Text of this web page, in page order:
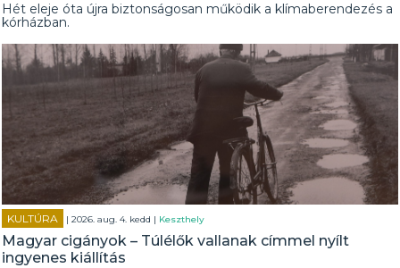
Hét eleje óta újra biztonságosan működik a klímaberendezés a
kórházban.
KULTÚRA | 2026. aug. 4. kedd | Keszthely
Magyar cigányok – Túlélők vallanak címmel nyílt
ingyenes kiállítás